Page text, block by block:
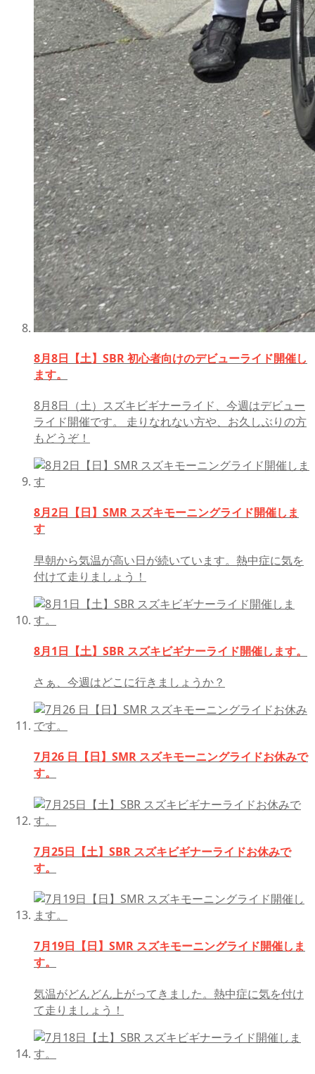
8月8日【土】SBR 初心者向けのデビューライド開催し
ます。
8月8日（土）スズキビギナーライド、今週はデビュー
ライド開催です。 走りなれない方や、お久しぶりの方
もどうぞ！
8月2日【日】SMR スズキモーニングライド開催しま
す
早朝から気温が高い日が続いています。熱中症に気を
付けて走りましょう！
8月1日【土】SBR スズキビギナーライド開催します。
さぁ、今週はどこに行きましょうか？
7月26 日【日】SMR スズキモーニングライドお休みで
す。
7月25日【土】SBR スズキビギナーライドお休みで
す。
7月19日【日】SMR スズキモーニングライド開催しま
す。
気温がどんどん上がってきました。熱中症に気を付け
て走りましょう！